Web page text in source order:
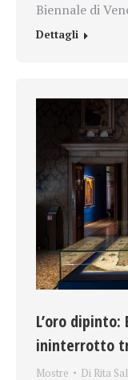
Biennale di
Dettagli
L’oro
ininterrotto
Mostre Di Rita